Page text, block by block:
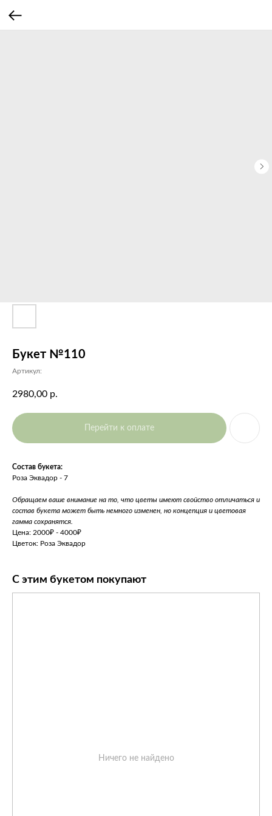
Букет №110
Артикул:
2980,00 р.
Перейти к оплате
Состав букета:
Роза Эквадор - 7
Обращаем ваше внимание на то, что цветы имеют свойство отличаться и
состав букета может быть немного изменен, но концепция и цветовая
гамма сохранятся.
Цена: 2000₽ - 4000₽
Цветок: Роза Эквадор
С этим букетом покупают
Ничего не найдено